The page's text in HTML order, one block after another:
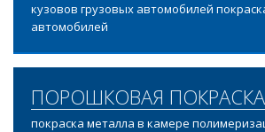
кузовов грузовых автомобилей
автомобилей
ПОРОШКОВАЯ ПОКРАСКА
покраска металла в камере